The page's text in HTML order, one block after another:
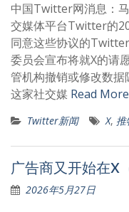
中国Twitter网消息：
交媒体平台Twitter的
同意这些协议的
委员会宣布将就X的请
管机构撤销或修改数
这家社交媒 Read
Twitter新闻 X, 推
广告商又开始在
2026年5月27日